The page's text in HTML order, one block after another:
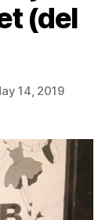
(del
14, 2019